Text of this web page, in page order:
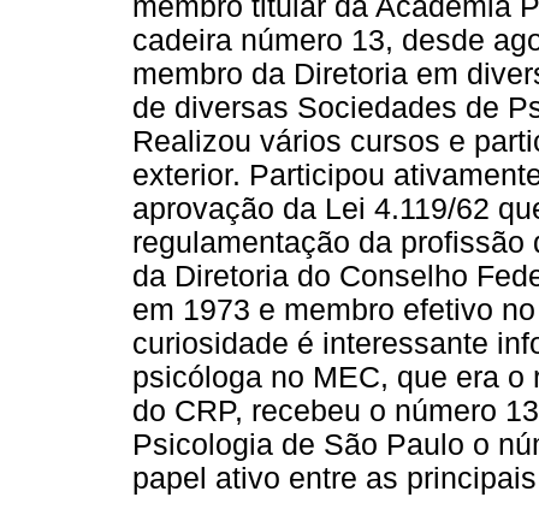
membro titular da Academia
cadeira número 13, desde
membro da Diretoria em
de diversas Sociedades de
Realizou vários cursos e
exterior. Participou
aprovação da Lei 4.119/62
regulamentação da
da Diretoria do Conselho
em 1973 e membro efetivo
curiosidade é interessante
psicóloga no MEC, que era
do CRP, recebeu o número
Psicologia de São Paulo o
papel ativo entre as